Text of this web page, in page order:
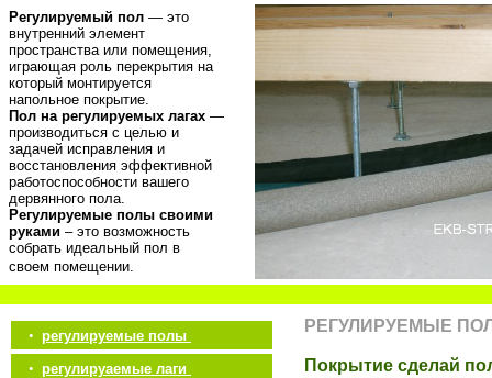
Регулируемый пол — это
внутренний элемент
пространства или помещения,
играющая роль перекрытия на
который монтируется
напольное покрытие.
Пол на регулируемых лагах —
производиться с целью и
задачей исправления и
восстановления эффективной
работоспособности вашего
дервянного пола.
Регулируемые полы своими
руками – это возможность
собрать идеальный пол в
своем помещении.
• регулируемые полы
• регулируаемые лаги
РЕГУЛИРУЕМЫЕ
Покрытие сделай